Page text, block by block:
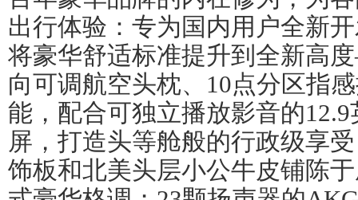
出行体验：专为国内用户全新
将豪华舒适标准提升到全新高
向可调航空头枕、10点分区指
能，配合可独立播放影音的
屏，打造头等舱般的行政级享
饰板和北美头层小公牛皮铺陈